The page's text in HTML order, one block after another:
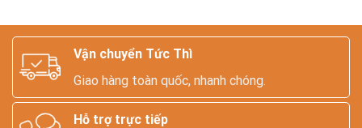
Vận chuyển Tức Thì
Giao hàng toàn quốc, nhanh chóng.
Hỗ trợ trực tiếp